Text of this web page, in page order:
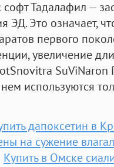
софт Тадалафил —
Это означает,
первого
увеличение
SuViNaron
используются
дапоксетин в
на сужение
Купить в Омске